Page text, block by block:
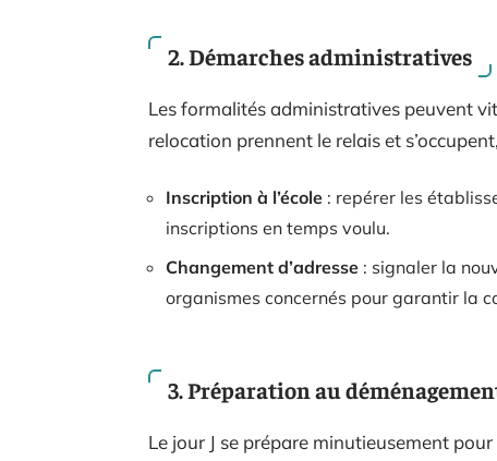
2. Démarches administratives
Les formalités administratives peuvent
relocation prennent le relais et
Inscription à l’école : repérer les
inscriptions en temps voulu.
Changement d’adresse : signaler la
organismes concernés pour garantir la
3. Préparation au
Le jour J se prépare minutieusement